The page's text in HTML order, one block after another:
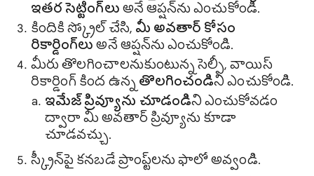
ఇతర సెట్టింగ్‌లు అనే ఆప్షన్‌ను ఎంచుకోండి.
కిందికి స్క్రోల్ చేసి, మీ అవతార్ కోసం
రికార్డింగ్‌లు అనే ఆప్షన్‌ను ఎంచుకోండి.
మీరు తొలగించాలనుకుంటున్న సెల్ఫీ, వాయిస్
రికార్డింగ్ కింద ఉన్న తొలగించండిని ఎంచుకోండి.
ఇమేజ్ ప్రివ్యూను చూడండిని ఎంచుకోవడం
ద్వారా మీ అవతార్ ప్రివ్యూను కూడా
చూడవచ్చు.
స్క్రీన్‌పై కనబడే ప్రాంప్ట్‌లను ఫాలో అవ్వండి.